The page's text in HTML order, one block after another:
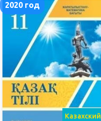
2020 год
Казахский